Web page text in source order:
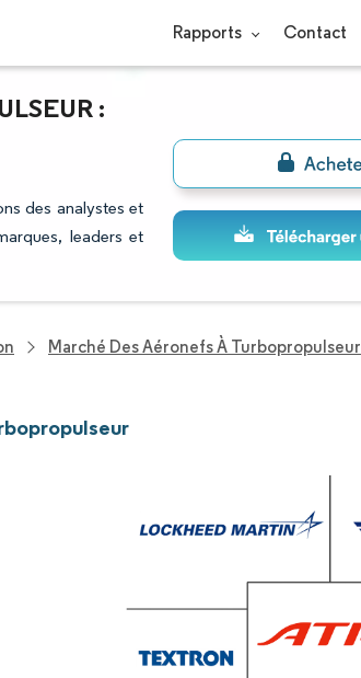
Rapports Contact
:
des analystes et
leaders et
Marché Des Aéronefs À Turbopropulseur